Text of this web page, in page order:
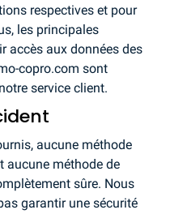
respectives et pour
les principales
accès aux données des
copro.com sont
service client.
aucune méthode
aucune méthode de
sûre. Nous
garantir une sécurité